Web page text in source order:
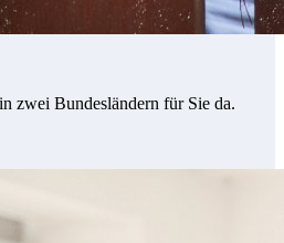
zwei Bundesländern für Sie da.